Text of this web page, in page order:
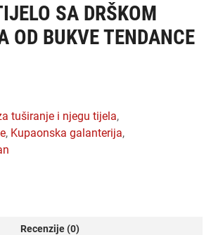
SA DRŠKOM
OD BUKVE TENDANCE
tuširanje i njegu tijela,
, kupaonska galanterija,
Recenzije (0)